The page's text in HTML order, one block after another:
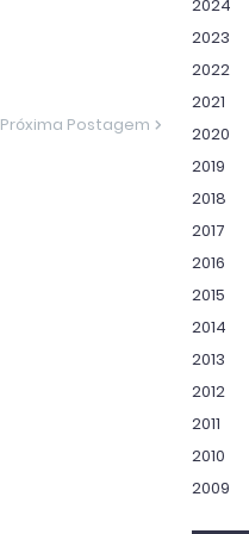
Próxima Postagem
2024
2023
2022
2021
2020
2019
2018
2017
2016
2015
2014
2013
2012
2011
2010
2009